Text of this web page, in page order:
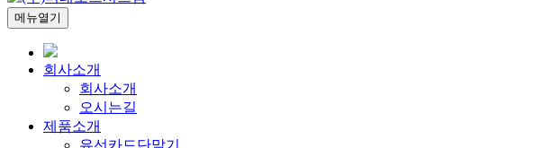
메뉴열기
회사소개
회사소개
오시는길
제품소개